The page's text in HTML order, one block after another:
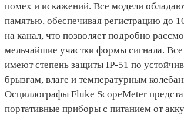
помех и искажений. Все модели
памятью, обеспечивая регистрацию до
на канал, что позволяет подробно
мельчайшие участки формы сигнала.
имеют степень защиты IP-51 по
брызгам, влаге и температурным
Осциллографы Fluke ScopeMeter
портативные приборы с питанием от